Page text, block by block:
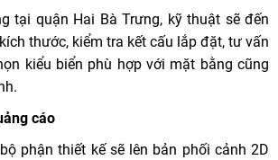
tại quận Hai Bà Trưng, kỹ thuật sẽ đến
thước, kiểm tra kết cấu lắp đặt, tư vấn
kiểu biển phù hợp với mặt bằng cũng
cáo
phận thiết kế sẽ lên bản phối cảnh 2D